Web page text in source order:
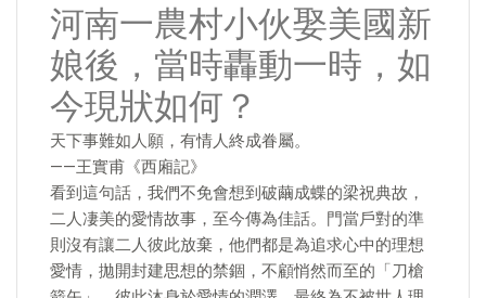
河南一農村小伙娶美國新
娘後，當時轟動一時，如
今現狀如何？
天下事難如人願，有情人終成眷屬。
——王實甫《西廂記》
看到這句話，我們不免會想到破繭成蝶的梁祝典故，
二人凄美的愛情故事，至今傳為佳話。門當戶對的準
則沒有讓二人彼此放棄，他們都是為追求心中的理想
愛情，拋開封建思想的禁錮，不顧悄然而至的「刀槍